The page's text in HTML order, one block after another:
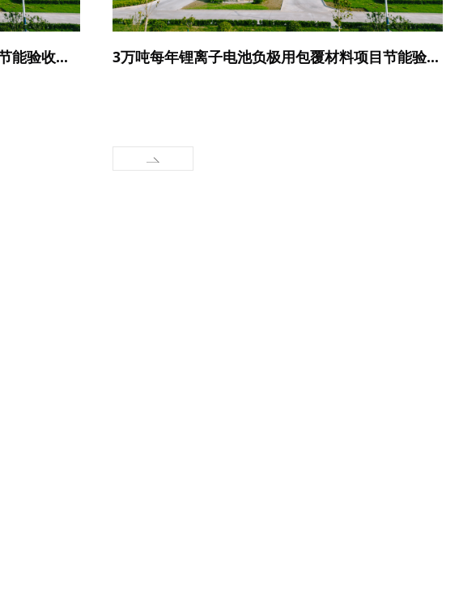
针状焦原料加氢精制装置技术改造项目节能验收情况公示 3万吨每年锂离子电池负极用包覆材料项目节能验收情况公示